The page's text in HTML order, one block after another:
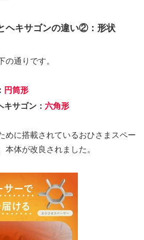
ヘキサゴンの違い②：形状
の通りです。
円筒形
キサゴン：六角形
めに搭載されているおひさまスペー
本体が改良されました。